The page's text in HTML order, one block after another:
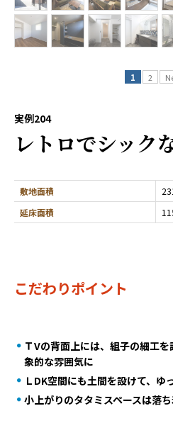
実例204
レトロでシック
敷地面積
延床面積
こだわりポイント
ＴVの背面上には、組子の細工
象的な雰囲気に
ＬDK空間にも土間を設けて、ゆ
小上がりのタタミスペースは落
1 2